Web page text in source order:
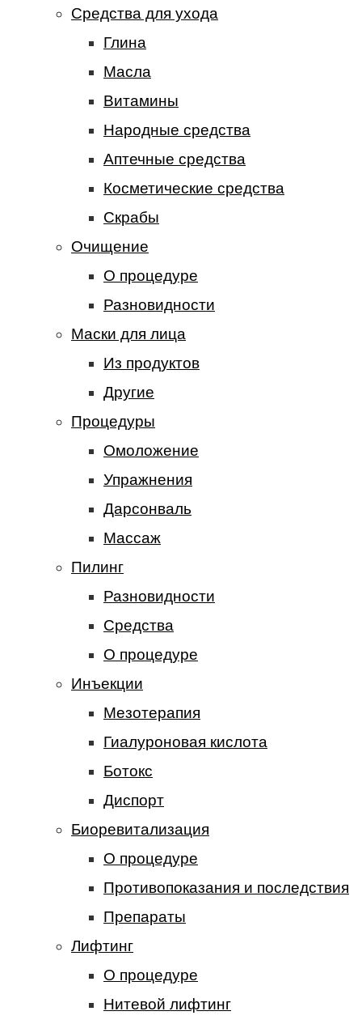
Средства для ухода
Глина
Масла
Витамины
Народные средства
Аптечные средства
Косметические средства
Скрабы
Очищение
О процедуре
Разновидности
Маски для лица
Из продуктов
Другие
Процедуры
Омоложение
Упражнения
Дарсонваль
Массаж
Пилинг
Разновидности
Средства
О процедуре
Инъекции
Мезотерапия
Гиалуроновая кислота
Ботокс
Диспорт
Биоревитализация
О процедуре
Противопоказания и последствия
Препараты
Лифтинг
О процедуре
Нитевой лифтинг